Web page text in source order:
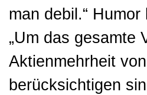
man debil.“
„Um das gesamte
Aktienmehrheit
berücksichtigen